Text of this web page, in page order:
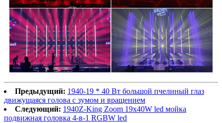
Предыдущий: 1940-19 * 40 Вт большой пчелиный глаз
движущаяся голова с зумом и вращением
Следующий: 1940Z-King Zoom 19x40W led мойка
подвижная головка 4-в-1 RGBW led